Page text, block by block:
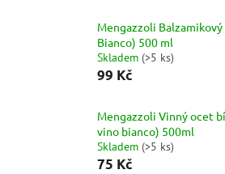
Mengazzoli
Bianco) 500 ml
Skladem (>5 ks)
99 Kč
Mengazzoli Vinný ocet
vino bianco) 500ml
Skladem (>5 ks)
75 Kč